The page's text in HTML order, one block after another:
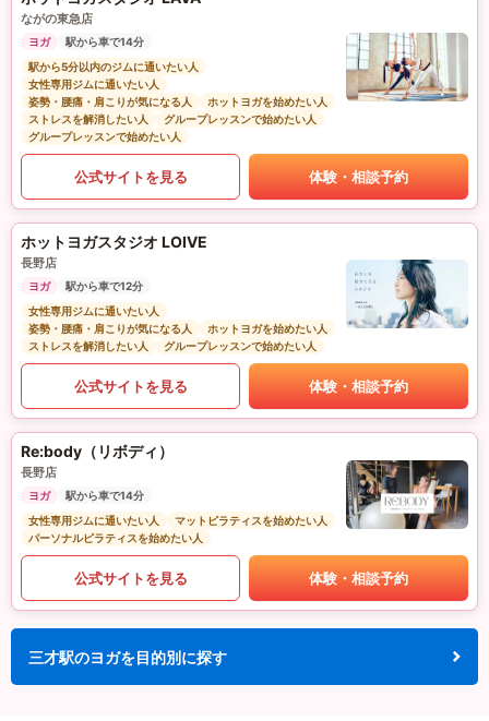
ながの東急店
ヨガ
駅から車で14分
駅から5分以内のジムに通いたい人
女性専用ジムに通いたい人
姿勢・腰痛・肩こりが気になる人
ホットヨガを始めたい人
ストレスを解消したい人
グループレッスンで始めたい人
グループレッスンで始めたい人
公式サイトを見る 体験・相談予約
ホットヨガスタジオ LOIVE
長野店
ヨガ
駅から車で12分
女性専用ジムに通いたい人
姿勢・腰痛・肩こりが気になる人
ホットヨガを始めたい人
ストレスを解消したい人
グループレッスンで始めたい人
公式サイトを見る 体験・相談予約
Re:body（リボディ）
長野店
ヨガ
駅から車で14分
女性専用ジムに通いたい人
マットピラティスを始めたい人
パーソナルピラティスを始めたい人
公式サイトを見る 体験・相談予約
三才駅のヨガを目的別に探す